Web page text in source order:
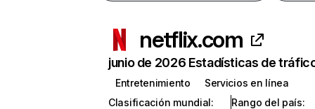
netflix.com
junio de 2026 Estadísticas de
Entretenimiento
Servicios en línea
Clasificación mundial:
Rango del país: